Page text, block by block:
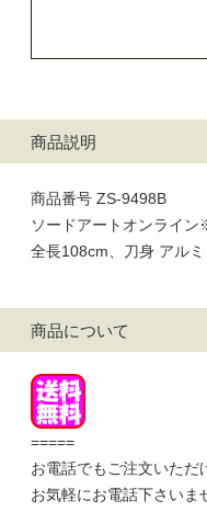
商品説明
商品番号 ZS-9498B
ソードアートオンライ
全長108cm、刀身 アルミ
商品について
=====
お電話でもご注文いただ
お気軽にお電話下さいま